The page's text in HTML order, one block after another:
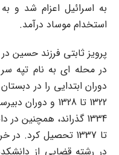
به اسرائیل اعزام شد و
استخدام موساد درآمد.
در محله ای به نام تپه
دوران ابتدایی را در